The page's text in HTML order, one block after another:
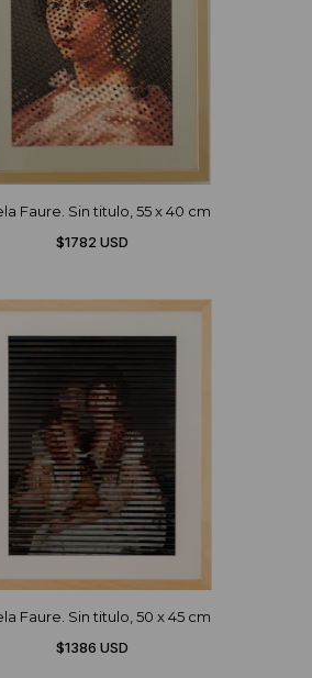
Faure. Sin titulo, 55 x 40 cm
$1782 USD
Faure. Sin titulo, 50 x 45 cm
$1386 USD